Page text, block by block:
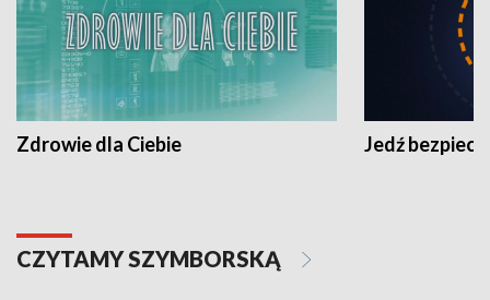
Zdrowie dla Ciebie Jedź
CZYTAMY SZYMBORSKĄ